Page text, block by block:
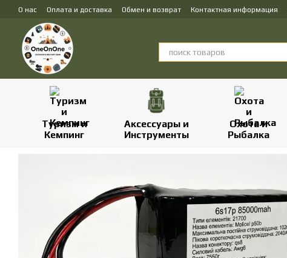
Перейти к основному контенту
О нас Оплата и доставка Обмен и возврат Контактная информация
Туризм и
Кемпинг
Аксессуары и
Инструменты
Охота и
Рыбалка